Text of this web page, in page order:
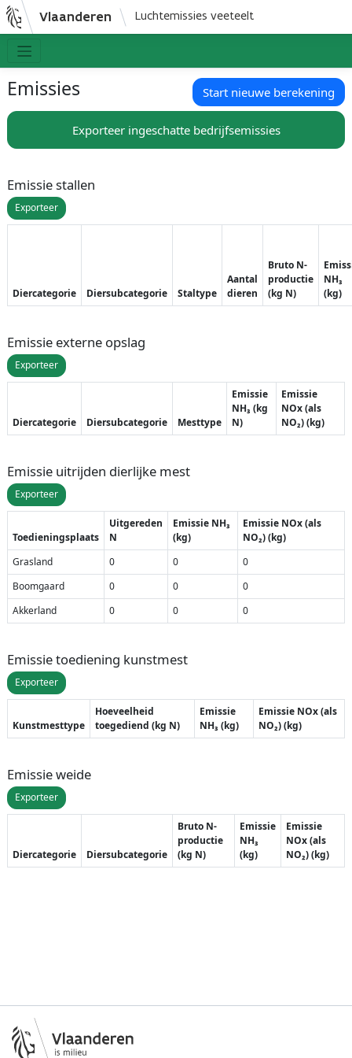
Vlaanderen Luchtemissies veeteelt
Emissies Start nieuwe berekening
Exporteer ingeschatte bedrijfsemissies
Emissie stallen
Exporteer
Diercategorie Diersubcategorie Staltype
Aantal
dieren
Bruto N-
productie
(kg N)
NH₃
(kg)
Emissie externe opslag
Exporteer
Diercategorie Diersubcategorie Mesttype
Emissie
NH₃ (kg
N)
Emissie
NOx (als
NO₂) (kg)
Emissie uitrijden dierlijke mest
Exporteer
Toedieningsplaats
Uitgereden
N
Emissie NH₃
(kg)
Emissie NOx (als
NO₂) (kg)
Grasland
0 0
0
Boomgaard
0 0
0
Akkerland
0 0 0
Emissie toediening kunstmest
Exporteer
Kunstmesttype
Hoeveelheid
toegediend (kg N)
Emissie
NH₃ (kg)
Emissie NOx (als
NO₂) (kg)
Emissie weide
Exporteer
Diercategorie Diersubcategorie
Bruto N-
productie
(kg N)
Emissie
NH₃
(kg)
Emissie
NOx (als
NO₂) (kg)